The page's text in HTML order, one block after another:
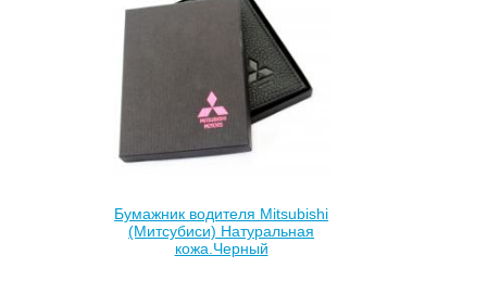
Бумажник водителя Mitsubishi
(Митсубиси) Натуральная
кожа.Черный